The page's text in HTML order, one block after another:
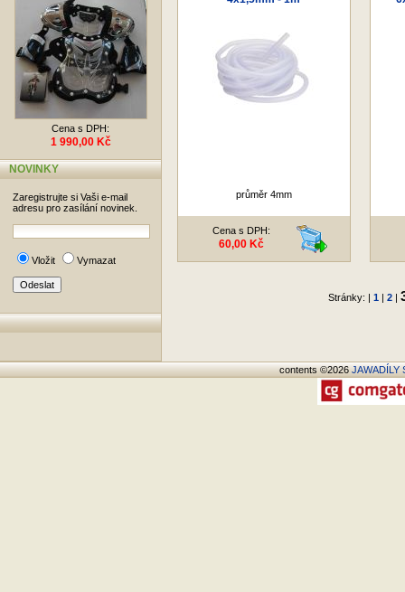
Cena s DPH:
1 990,00 Kč
NOVINKY
Zaregistrujte si Vaši e-mail
adresu pro zasílání novinek.
Vložit Vymazat
průměr 4mm
Cena s DPH:
60,00 Kč
Stránky: | 1| 2|
contents ©2026JAWADÍLY